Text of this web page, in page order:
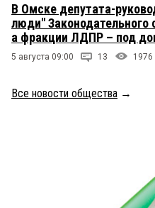
В Омске депутата-
люди" Законодательного
а фракции ЛДПР – под
5 августа 09:00 13 1976
Все новости общества →